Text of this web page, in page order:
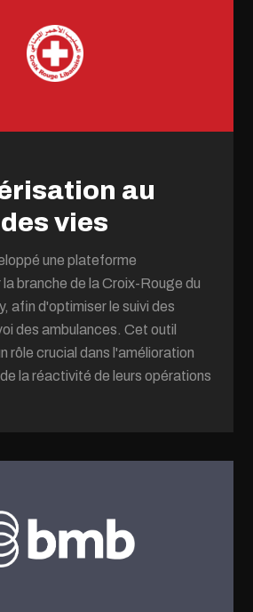
au
vies
une plateforme
branche de la Croix-Rouge du
afin d'optimiser le suivi des
des ambulances. Cet outil
rôle crucial dans l'amélioration
la réactivité de leurs opérations